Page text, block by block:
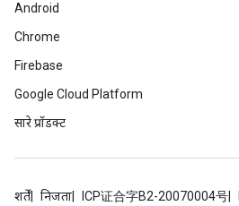
Android
Chrome
Firebase
Google Cloud Platform
सारे प्रॉडक्ट
शर्तें निजता ICP证合字B2-20070004号